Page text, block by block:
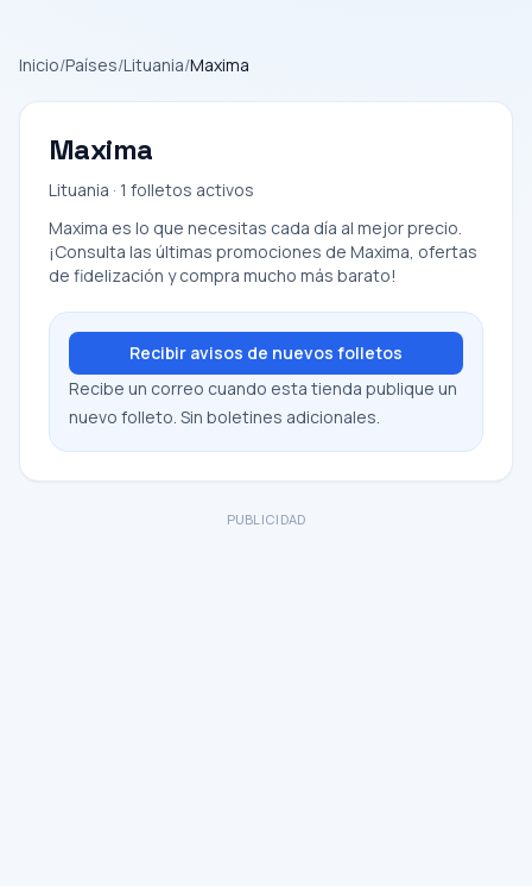
Inicio/Países/Lituania/Maxima
Maxima
Lituania · 1 folletos activos
Maxima es lo que necesitas cada día al mejor precio.
¡Consulta las últimas promociones de Maxima, ofertas
de fidelización y compra mucho más barato!
Recibir avisos de nuevos folletos
Recibe un correo cuando esta tienda publique un
nuevo folleto. Sin boletines adicionales.
PUBLICIDAD